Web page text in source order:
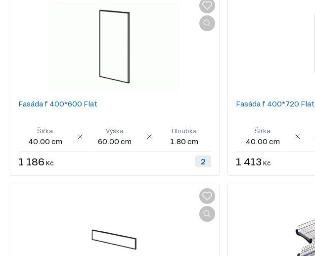
Fasáda f 400*600 Flat
Šířka
40.00 cm
Výška
60.00 cm
Hloubka
1.80 cm
1 186 Kč
Fasáda f 400*720 Flat
Šířka
40.00 cm
1 413 Kč